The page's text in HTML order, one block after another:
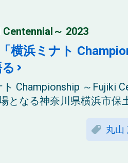
～ 2023
横浜ミナト
Championship ～Fujiki
となる神奈川県横浜市保
丸山